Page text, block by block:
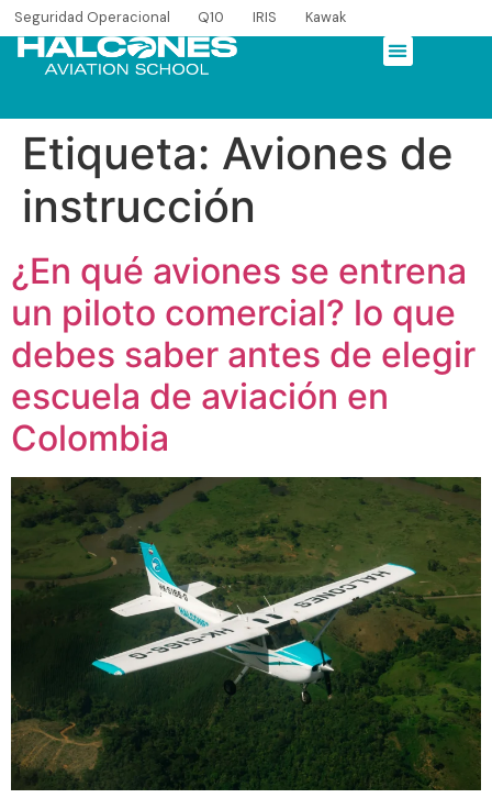
Seguridad Operacional Q10 IRIS Kawak
Etiqueta: Aviones de
instrucción
¿En qué aviones se entrena
un piloto comercial? lo que
debes saber antes de elegir
escuela de aviación en
Colombia